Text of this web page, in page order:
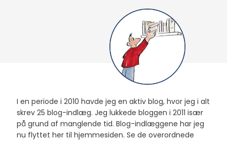
I en periode i 2010 havde jeg en aktiv blog, hvor jeg i alt
skrev 25 blog-indlæg. Jeg lukkede bloggen i 2011 især
på grund af manglende tid. Blog-indlæggene har jeg
nu flyttet her til hjemmesiden. Se de overordnede